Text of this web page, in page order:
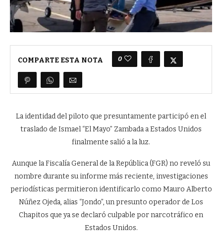
COMPARTE ESTA NOTA 0
La identidad del piloto que presuntamente participó en el
traslado de Ismael “El Mayo” Zambada a Estados Unidos
finalmente salió a la luz.
Aunque la Fiscalía General de la República (FGR) no reveló su
nombre durante su informe más reciente, investigaciones
periodísticas permitieron identificarlo como Mauro Alberto
Núñez Ojeda, alias “Jondo”, un presunto operador de Los
Chapitos que ya se declaró culpable por narcotráfico en
Estados Unidos.